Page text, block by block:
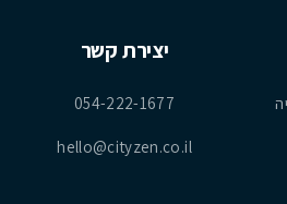
יצירת קשר
054-222-1677
hello@cityzen.co.il